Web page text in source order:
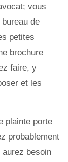
vous
de
petites
brochure
faire, y
et les
plainte porte
probablement
besoin